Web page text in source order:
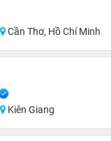
Cần Thơ, Hồ Chí Minh
Kiên Giang